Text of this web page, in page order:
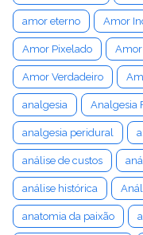
amor eterno Amor
Amor Pixelado
Amor Verdadeiro
analgesia Analgesia
analgesia peridural
análise de custos
análise histórica
anatomia da paixão